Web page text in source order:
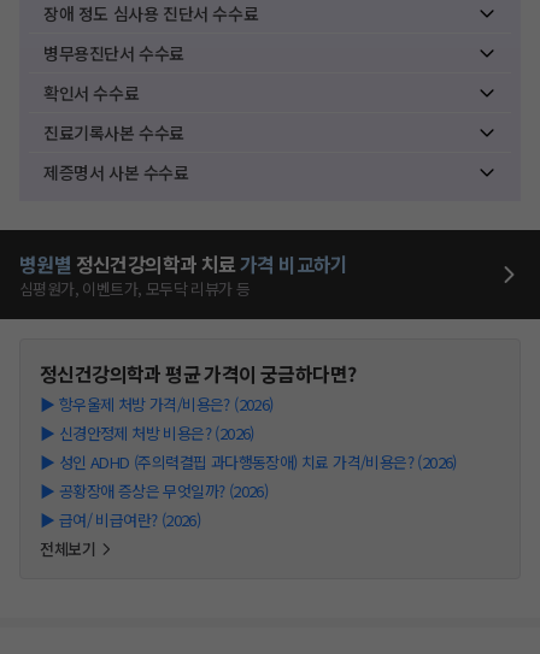
장애 정도 심사용 진단서 수수료
병무용진단서 수수료
확인서 수수료
진료기록사본 수수료
제증명서 사본 수수료
병원별 정신건강의학과 치료가격 비교하기
심평원가, 이벤트가, 모두닥 리뷰가 등
정신건강의학과평균 가격이 궁금하다면?
▶ 항우울제 처방 가격/비용은? (2026)
▶ 신경안정제 처방 비용은? (2026)
▶ 성인 ADHD (주의력결핍 과다행동장애) 치료 가격/비용은? (2026)
▶ 공황장애 증상은 무엇일까? (2026)
▶ 급여/ 비급여란? (2026)
전체보기